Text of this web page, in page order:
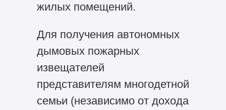
жилых помещений.
Для получения автономных
дымовых пожарных
извещателей
представителям многодетной
семьи (независимо от дохода